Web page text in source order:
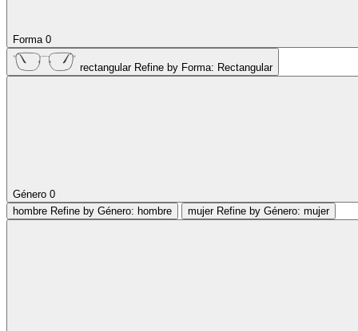
Forma 0
rectangular Refine by Forma: Rectangular
Género 0
hombre Refine by Género: hombre mujer Refine by Género: mujer